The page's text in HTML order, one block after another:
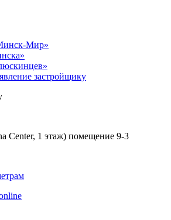
Мир»
застройщику
Center, 1 этаж) помещение 9-3